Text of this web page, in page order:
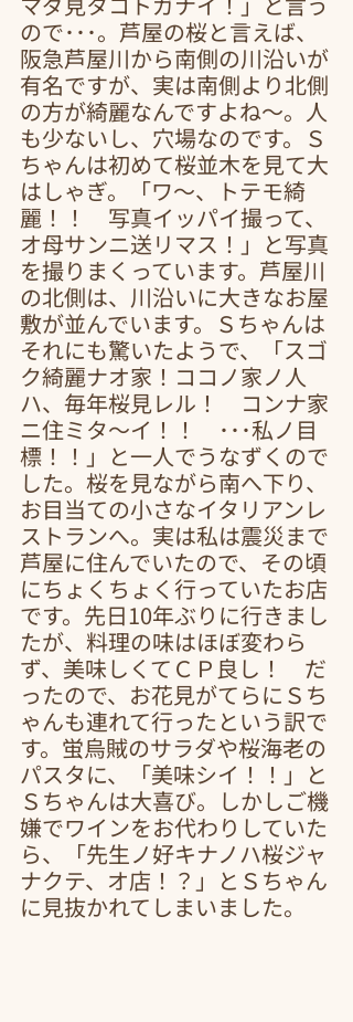
ので･･･。芦屋の桜と言えば、
阪急芦屋川から南側の川沿いが
有名ですが、実は南側より北側
の方が綺麗なんですよね～。人
も少ないし、穴場なのです。Ｓ
ちゃんは初めて桜並木を見て大
はしゃぎ。「ワ～、トテモ綺
麗！！　写真イッパイ撮って、
オ母サンニ送リマス！」と写真
を撮りまくっています。芦屋川
の北側は、川沿いに大きなお屋
敷が並んでいます。Ｓちゃんは
それにも驚いたようで、「スゴ
ク綺麗ナオ家！ココノ家ノ人
ハ、毎年桜見レル！　コンナ家
ニ住ミタ～イ！！　･･･私ノ目
標！！」と一人でうなずくので
した。桜を見ながら南へ下り、
お目当ての小さなイタリアンレ
ストランへ。実は私は震災まで
芦屋に住んでいたので、その頃
にちょくちょく行っていたお店
です。先日10年ぶりに行きまし
たが、料理の味はほぼ変わら
ず、美味しくてＣＰ良し！　だ
ったので、お花見がてらにＳち
ゃんも連れて行ったという訳で
す。蛍烏賊のサラダや桜海老の
パスタに、「美味シイ！！」と
Ｓちゃんは大喜び。しかしご機
嫌でワインをお代わりしていた
ら、「先生ノ好キナノハ桜ジャ
ナクテ、オ店！？」とＳちゃん
に見抜かれてしまいました。